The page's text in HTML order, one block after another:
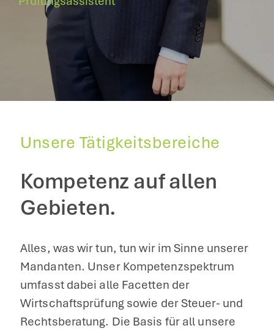
Unsere Tätigkeitsbereiche
Kompetenz auf allen
Gebieten.
Alles, was wir tun, tun wir im Sinne unserer
Mandanten. Unser Kompetenzspektrum
umfasst dabei alle Facetten der
Wirtschaftsprüfung sowie der Steuer- und
Rechtsberatung. Die Basis für all unsere